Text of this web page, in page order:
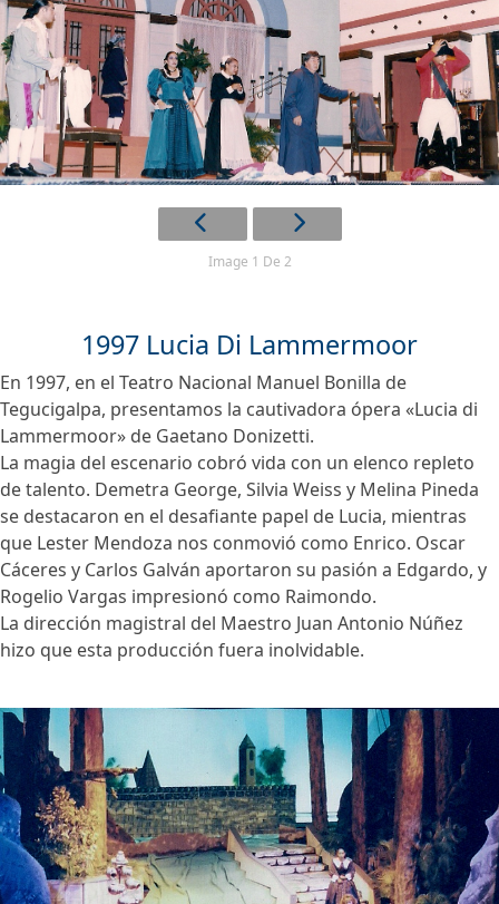
Image 1 De 2
1997 Lucia Di Lammermoor
En 1997, en el Teatro Nacional Manuel Bonilla de
Tegucigalpa, presentamos la cautivadora ópera «Lucia di
Lammermoor» de Gaetano Donizetti.
La magia del escenario cobró vida con un elenco repleto
de talento. Demetra George, Silvia Weiss y Melina Pineda
se destacaron en el desafiante papel de Lucia, mientras
que Lester Mendoza nos conmovió como Enrico. Oscar
Cáceres y Carlos Galván aportaron su pasión a Edgardo, y
Rogelio Vargas impresionó como Raimondo.
La dirección magistral del Maestro Juan Antonio Núñez
hizo que esta producción fuera inolvidable.